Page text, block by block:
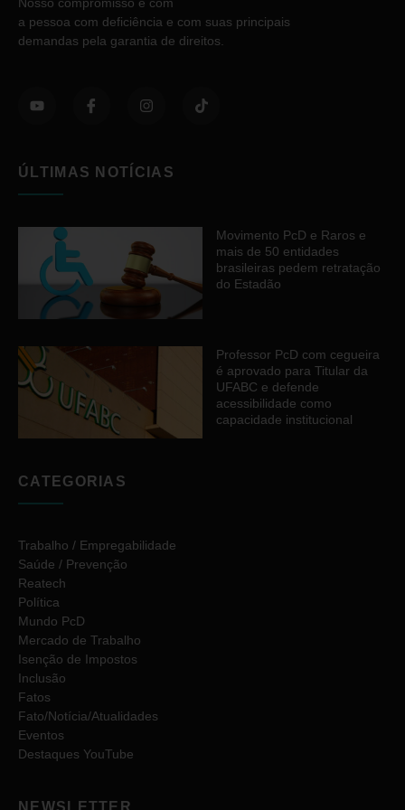
a pessoa com deficiência e com suas principais
demandas pela garantia de direitos.
ÚLTIMAS NOTÍCIAS
Movimento PcD e Raros e
mais de 50 entidades
brasileiras pedem retratação
do Estadão
Professor PcD com cegueira
é aprovado para Titular da
UFABC e defende
acessibilidade como
capacidade institucional
CATEGORIAS
Trabalho / Empregabilidade
Saúde / Prevenção
Reatech
Política
Mundo PcD
Mercado de Trabalho
Isenção de Impostos
Inclusão
Fatos
Fato/Notícia/Atualidades
Eventos
Destaques YouTube
NEWSLETTER